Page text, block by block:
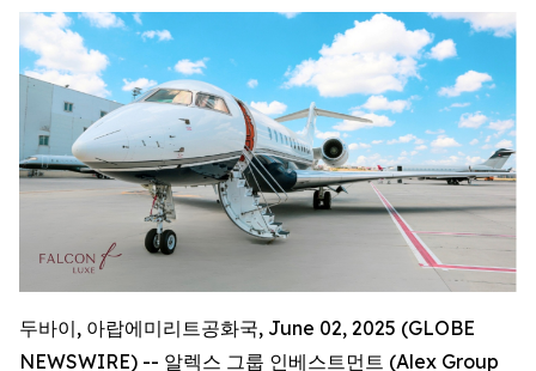
두바이, 아랍에미리트공화국, June 02, 2025 (GLOBE
NEWSWIRE) -- 알렉스 그룹 인베스트먼트 (Alex Group